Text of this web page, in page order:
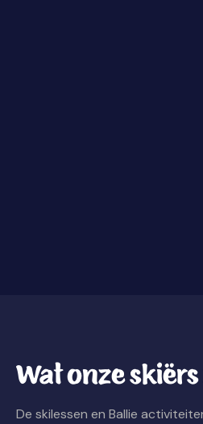
Wat onze
De skilessen en Ballie